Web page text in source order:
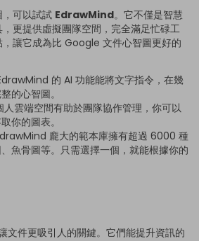
可以試試 EdrawMind。它不僅是智慧
更提供虛擬團隊空間，完全滿足忙碌工
讓它成為比 Google 文件心智圖更好的
的 AI 功能能將文字指令，在幾
的心智圖。
人雲端空間有助於團隊協作管理，你可以
你的圖表。
龐大的範本庫擁有超過 6000 種
魚骨圖等。只需選擇一個，就能根據你的
文件更吸引人的關鍵。它們能提升資訊的